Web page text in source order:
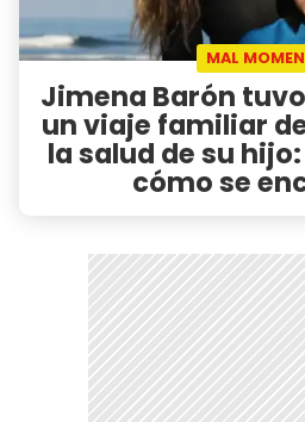
MAL
Jimena Barón
un viaje familiar
la salud de su
cómo se